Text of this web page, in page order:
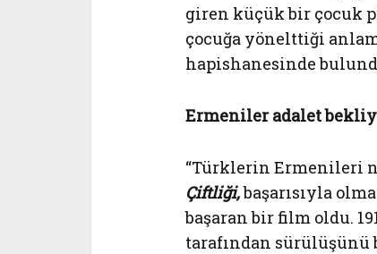
giren küçük bir çocuk
çocuğa yönelttiği
hapishanesinde
Ermeniler adalet
“Türklerin Ermenileri
Çiftliği,başarısıyla
başaran bir film oldu.
tarafından sürülüşünü